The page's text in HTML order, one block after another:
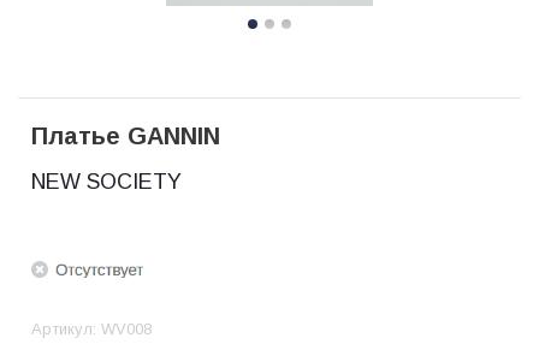
Платье GANNIN
NEW SOCIETY
Артикул: WV008